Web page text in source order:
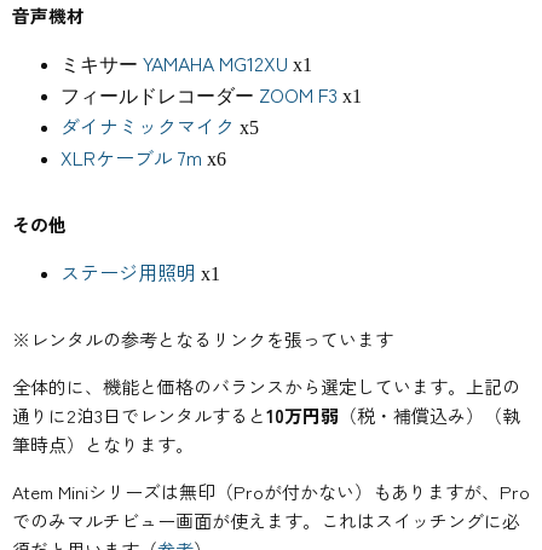
音声機材
ミキサー YAMAHA MG12XU x1
フィールドレコーダー ZOOM F3 x1
ダイナミックマイク x5
XLRケーブル 7m x6
その他
ステージ用照明 x1
※レンタルの参考となるリンクを張っています
全体的に、機能と価格のバランスから選定しています。上記の
通りに2泊3日でレンタルすると10万円弱 （税・補償込み）（執
筆時点）となります。
Atem Miniシリーズは無印（Proが付かない）もありますが、Pro
でのみマルチビュー画面が使えます。これはスイッチングに必